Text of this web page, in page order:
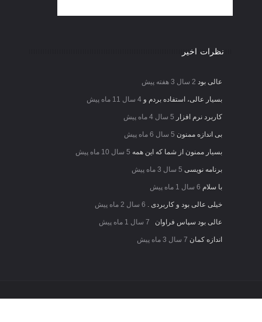
نظرات اخیر
عالی بود 2 سال 3 هفته پیش
بسیار عالی، استفاده بردم و 4 سال 11 ماه پیش
کاربرد نرم افزار 5 سال 4 ماه پیش
بی اندازه ممنون 5 سال 6 ماه پیش
بسیار ممنون از شما که این همه 5 سال 10 ماه پیش
برنامه نویسی 5 سال 3 ماه پیش
با سلام 6 سال 1 ماه پیش
خیلی عالی بود و کاربردی . 6 سال 2 ماه پیش
عالی بود سپاس فراوان 7 سال 1 ماه پیش
اندازه کمان 7 سال 3 ماه پیش